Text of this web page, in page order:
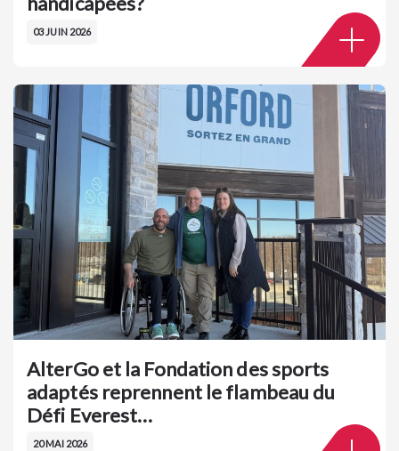
03 JUIN 2026
AlterGo et la Fondation des sports
adaptés reprennent le flambeau du
Défi Everest…
20 MAI 2026